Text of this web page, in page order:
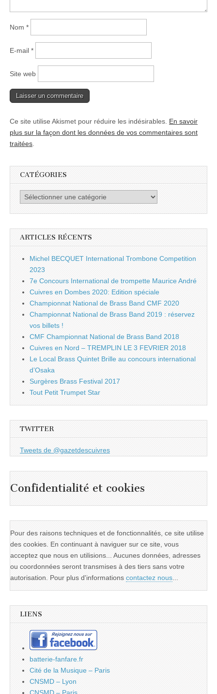
Nom *
E-mail *
Site web
Ce site utilise Akismet pour réduire les indésirables. En savoir
plus sur la façon dont les données de vos commentaires sont
traitées
CATÉGORIES
Catégories
ARTICLES RÉCENTS
Michel BECQUET International Trombone Competition
2023
7e Concours International de trompette Maurice André
Cuivres en Dombes 2020: Edition spéciale
Championnat National de Brass Band CMF 2020
Championnat National de Brass Band 2019 : réservez
vos billets !
CMF Championnat National de Brass Band 2018
Cuivres en Nord – TREMPLIN LE 3 FEVRIER 2018
Le Local Brass Quintet Brille au concours international
d’Osaka
Surgères Brass Festival 2017
Tout Petit Trumpet Star
TWITTER
Tweets de @gazetdescuivres
Confidentialité et cookies
Pour des raisons techniques et de fonctionnalités, ce site utilise
des cookies. En continuant à naviguer sur ce site, vous
acceptez que nous en utilisions... Aucunes données, adresses
ou coordonnées seront transmises à des tiers sans votre
autorisation. Pour plus d'informations contactez nous
LIENS
batterie-fanfare.fr
Cité de la Musique – Paris
CNSMD – Lyon
CNSMD – Paris